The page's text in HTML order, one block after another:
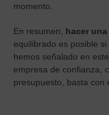
momento.
En resumen, hacer
equilibrado es posible
hemos señalado en
empresa de confianza,
presupuesto, basta con